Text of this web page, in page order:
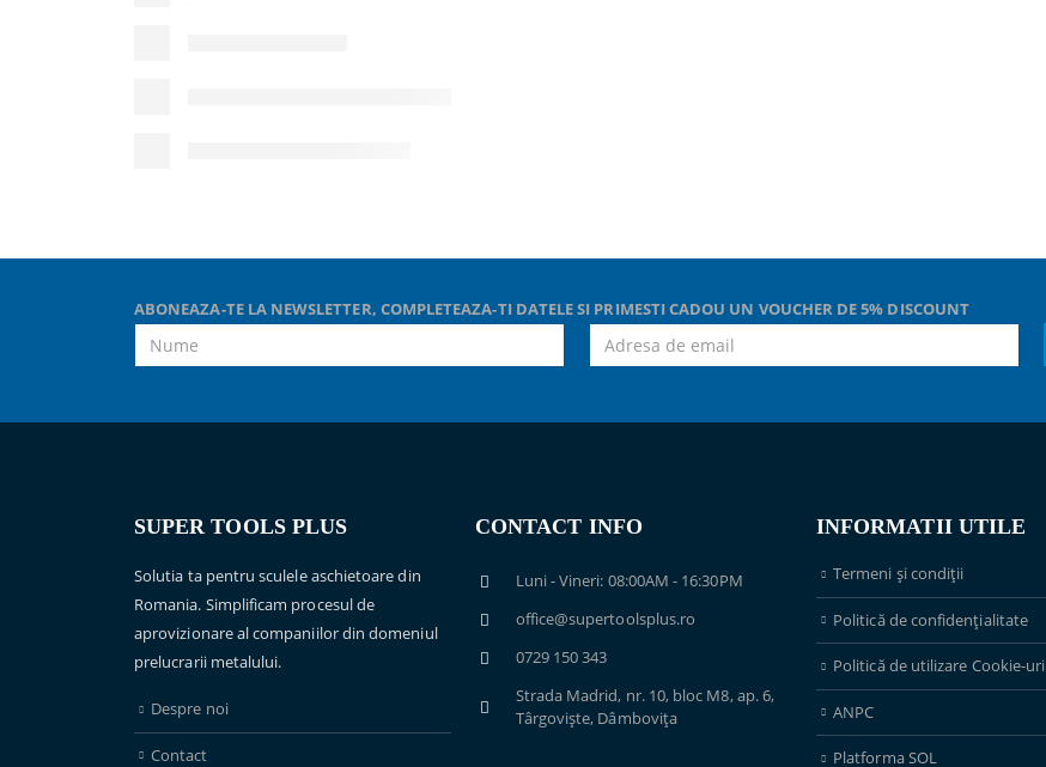
ABONEAZA-TE LA NEWSLETTER, COMPLETEAZA-TI DATELE SI PRIMESTI CADOU UN VOUCHER DE 5% DISCOUNT
SUPER TOOLS PLUS
Solutia ta pentru sculele aschietoare din
Romania. Simplificam procesul de
aprovizionare al companiilor din domeniul
prelucrarii metalului.
Despre noi
Contact
CONTACT INFO
Luni - Vineri: 08:00AM - 16:30PM
office@supertoolsplus.ro
0729 150 343
Strada Madrid, nr. 10, bloc M8, ap. 6,
Târgoviște, Dâmbovița
INFORMATII UTILE
Termeni și condiții
Politică de confidențialitate
Politică de utilizare Cookie-uri
ANPC
Platforma SOL